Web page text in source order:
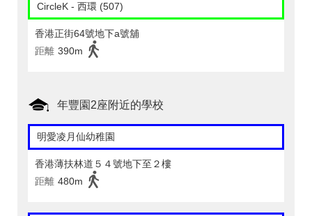
CircleK - 西環 (507)
香港正街64號地下a號舖
距離 390m
年豐園2座附近的學校
明愛凌月仙幼稚園
香港薄扶林道５４號地下至２樓
距離 480m